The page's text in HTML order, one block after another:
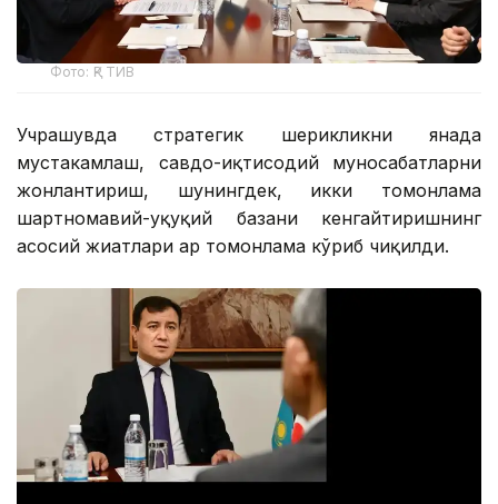
Фото: ҚР ТИВ
Учрашувда стратегик шерикликни янада
мустаҳкамлаш, савдо-иқтисодий муносабатларни
жонлантириш, шунингдек, икки томонлама
шартномавий-ҳуқуқий базани кенгайтиришнинг
асосий жиҳатлари ҳар томонлама кўриб чиқилди.